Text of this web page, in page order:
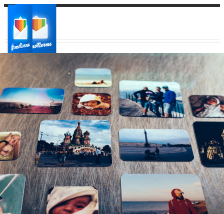
Ваш город:
Ваш регион доставки
Выберите из списка: